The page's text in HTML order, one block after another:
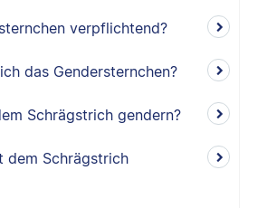
verpflichtend?
das Gendersternchen?
Schrägstrich gendern?
dem Schrägstrich